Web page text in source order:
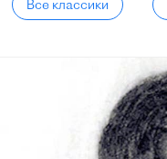
Все классики